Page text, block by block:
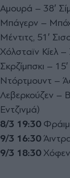
Αμουρά – 38′
Μπάγερν –
Μέντιτς, 51′
Χόλσταϊν Κίελ
Σκρζίμπσκι –
Ντόρτμουντ –
Λεβερκούζεν –
Εντζινμά)
8/3 19:30
9/3 16:30
9/3 18:30